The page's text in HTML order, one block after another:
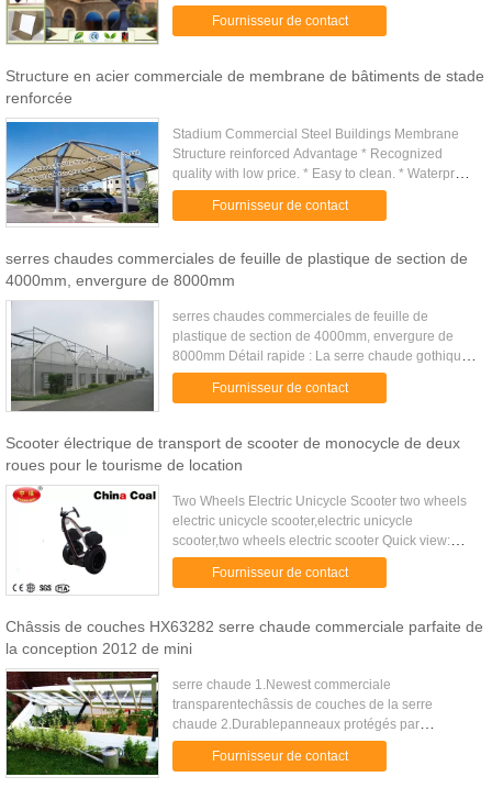
lithium battery 3.7V 4400mah LED light source
power: F5 LED lights ,1.3W ....
Fournisseur de contact
Structure en acier commerciale de membrane de bâtiments de stade
renforcée
Stadium Commercial Steel Buildings Membrane
Structure reinforced Advantage * Recognized
quality with low price. * Easy to clean. * Waterproof.
* Not be rusty & rotted * No beams and brackets. *
More freedom of ...
Fournisseur de contact
serres chaudes commerciales de feuille de plastique de section de
4000mm, envergure de 8000mm
serres chaudes commerciales de feuille de
plastique de section de 4000mm, envergure de
8000mm Détail rapide : La serre chaude gothique
de style de XTB est particulièrement conçue pour
les cultivateurs ...
Fournisseur de contact
Scooter électrique de transport de scooter de monocycle de deux
roues pour le tourisme de location
Two Wheels Electric Unicycle Scooter two wheels
electric unicycle scooter,electric unicycle
scooter,two wheels electric scooter Quick view:
Adult Electric Scooters is also known as standing
scooter 2 wheel ...
Fournisseur de contact
Châssis de couches HX63282 serre chaude commerciale parfaite de
la conception 2012 de mini
serre chaude 1.Newest commerciale
transparentechâssis de couches de la serre
chaude 2.Durablepanneaux protégés par
3.UV4.Rust résistant1.108x105x53cm (3' 6" x3'5 ''
x1'7 »)2. Dégagez comme panneaux protégés en
Fournisseur de contact